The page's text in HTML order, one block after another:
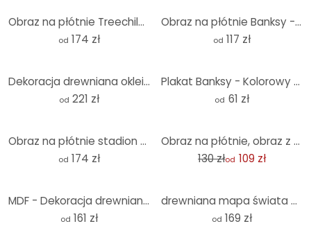
Obraz na płótnie Treechild - Radość życia kolorowych ludzi - Panorama
od 174 zł
Obraz na płótnie Banksy - Jeśli się zmęczysz
od 117 zł
Dekoracja drewniana okleina mahoń - drzewo życia
od 221 zł
Plakat Banksy - Kolorowy deszcz
od 61 zł
Obraz na płótnie stadion w Dortmundzie - Szary
od 174 zł
Obraz na płótnie, obraz z tkaniny do powieszenia Mglisty las - Panorama
130 złod 109 zł
MDF - Dekoracja drewniana mapa świata 3D
od 161 zł
drewniana mapa świata 3D - topola
od 169 zł